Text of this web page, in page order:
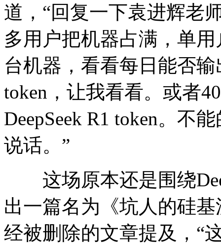
道，“回复一下袁进辉老
多用户把机器占满，单
台机器，看看每日能否输
token，让我看看。或者
DeepSeek R1 token。不
说话。”
这场原本还是围绕
出一篇名为《坑人的硅
经被删除的文章提及，“